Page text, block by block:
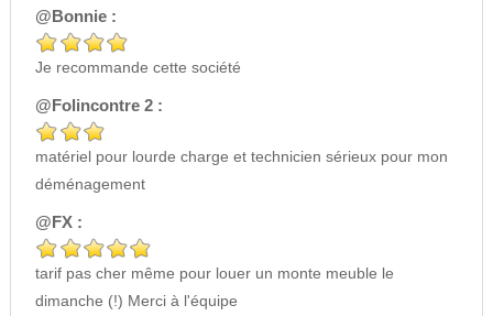
@Bonnie :
Je recommande cette société
@Folincontre 2 :
matériel pour lourde charge et technicien sérieux pour mon
déménagement
@FX :
tarif pas cher même pour louer un monte meuble le
dimanche (!) Merci à l'équipe